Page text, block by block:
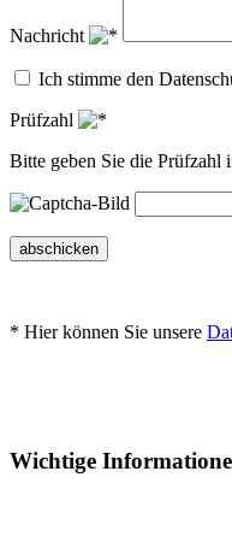
Nachricht
Ich stimme den
Prüfzahl
Bitte geben Sie die Prüfzahl
abschicken
* Hier können Sie unsere
Wichtige